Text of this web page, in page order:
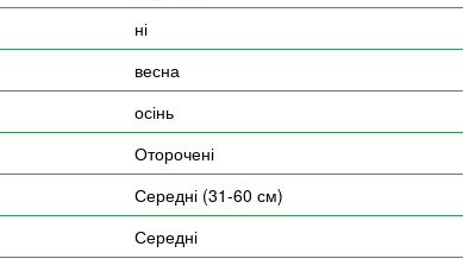
ні
весна
осінь
Оторочені
Середні (31-60 см)
Середні